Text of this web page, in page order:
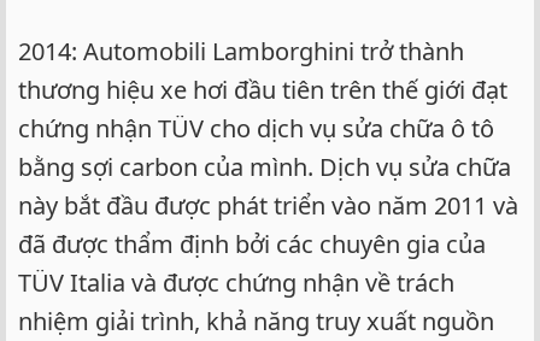
2014: Automobili Lamborghini trở thành
thương hiệu xe hơi đầu tiên trên thế giới đạt
chứng nhận TÜV cho dịch vụ sửa chữa ô tô
bằng sợi carbon của mình. Dịch vụ sửa chữa
này bắt đầu được phát triển vào năm 2011 và
đã được thẩm định bởi các chuyên gia của
TÜV Italia và được chứng nhận về trách
nhiệm giải trình, khả năng truy xuất nguồn